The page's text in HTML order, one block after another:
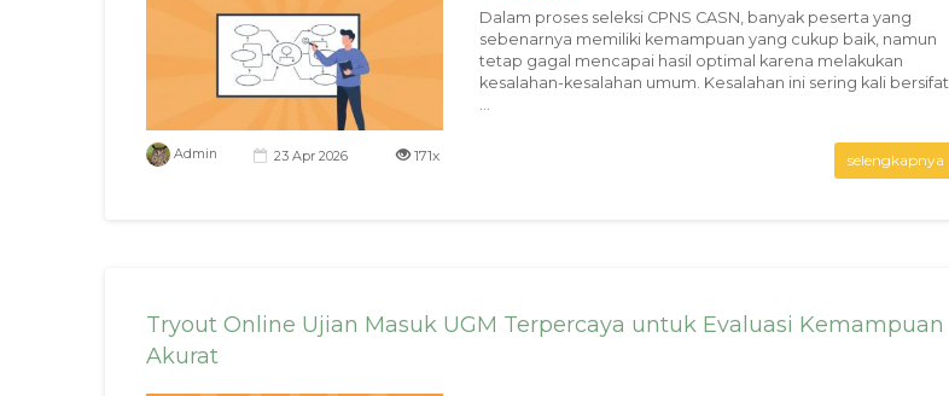
Dalam proses seleksi CPNS CASN, banyak peserta yang
sebenarnya memiliki kemampuan yang cukup baik, namun
tetap gagal mencapai hasil optimal karena melakukan
kesalahan-kesalahan umum. Kesalahan ini sering kali bersifat
Admin 23 Apr 2026 171x selengkapnya
Tryout Online Ujian Masuk UGM Terpercaya untuk Evaluasi Kemampuan
Akurat